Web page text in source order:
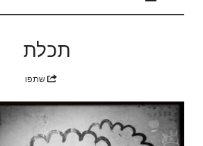
תכלת
שתפו